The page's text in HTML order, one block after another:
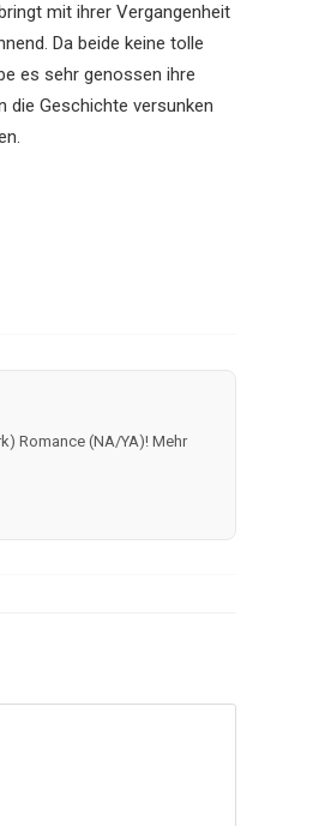
mit ihrer Vergangenheit
Da beide keine tolle
es sehr genossen ihre
Geschichte versunken
Romance (NA/YA)! Mehr